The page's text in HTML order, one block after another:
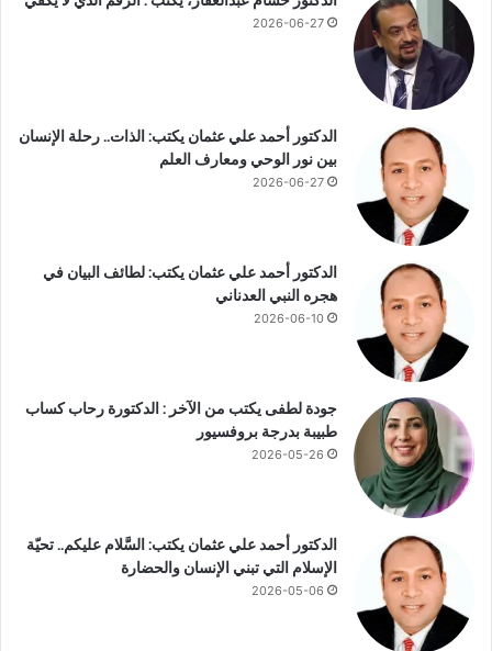
ظ
ا
م
2026-06-27
الدكتور أحمد علي عثمان يكتب: الذات.. رحلة الإنسان
بين نور الوحي ومعارف العلم
2026-06-27
الدكتور أحمد علي عثمان يكتب: لطائف البيان في
هجره النبي العدناني
2026-06-10
جودة لطفى يكتب من الآخر : الدكتورة رحاب كساب
طبيبة بدرجة بروفسيور
2026-05-26
الدكتور أحمد علي عثمان يكتب: السَّلام عليكم.. تحيّة
الإسلام التي تبني الإنسان والحضارة
2026-05-06